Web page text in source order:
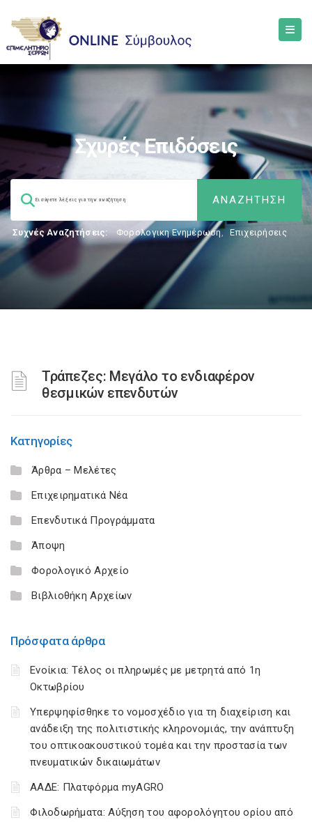
Σχυρές Επιδόσεις
Συχνές Αναζητήσεις: Φορολογικη Ενημέρωση, Επιχειρήσεις
Τράπεζες: Μεγάλο το ενδιαφέρον
θεσμικών επενδυτών
Κατηγορίες
Άρθρα – Μελέτες
Επιχειρηματικά Νέα
Επενδυτικά Προγράμματα
Άποψη
Φορολογικό Αρχείο
Βιβλιοθήκη Αρχείων
Πρόσφατα άρθρα
Ενοίκια: Τέλος οι πληρωμές με μετρητά από 1η
Οκτωβρίου
Υπερψηφίσθηκε το νομοσχέδιο για τη διαχείριση και
ανάδειξη της πολιτιστικής κληρονομιάς, την ανάπτυξη
του οπτικοακουστικού τομέα και την προστασία των
πνευματικών δικαιωμάτων
ΑΑΔΕ: Πλατφόρμα myAGRO
Φιλοδωρήματα: Αύξηση του αφορολόγητου ορίου από